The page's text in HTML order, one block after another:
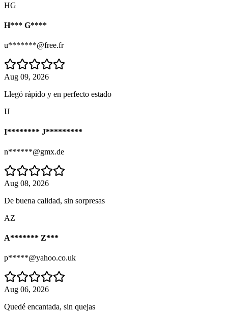
HG
H*** G****
u*******@free.fr
Aug 09, 2026
Llegó rápido y en perfecto estado
IJ
I******** J*********
n******@gmx.de
Aug 08, 2026
De buena calidad, sin sorpresas
AZ
A******* Z***
p*****@yahoo.co.uk
Aug 06, 2026
Quedé encantada, sin quejas